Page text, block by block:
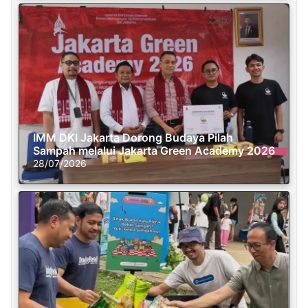
IMM DKI Jakarta Dorong Budaya Pilah
Sampah melalui Jakarta Green Academy 2026
28/07/2026